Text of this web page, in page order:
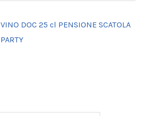
VINO DOC 25 cl PENSIONE SCATOLA
PARTY